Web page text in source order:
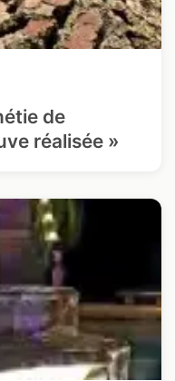
de
réalisée »